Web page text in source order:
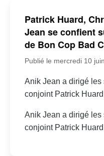
Patrick Huard,
Jean se confient
de Bon Cop Bad
Publié le mercredi 10
Anik Jean a dirigé les
conjoint Patrick
Anik Jean a dirigé les
conjoint Patrick